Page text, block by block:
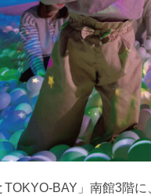
TOKYO-BAY」南館3階